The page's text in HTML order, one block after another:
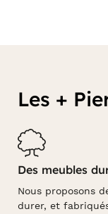
Les +
Des meubles
Nous proposons
durer, et